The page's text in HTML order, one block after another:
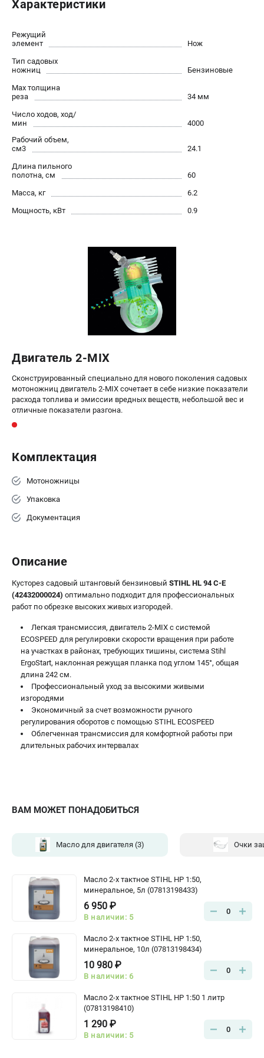
Юридическим лицам
Правила обмена и возврата
Справочник по тримерным головкам и ножам
Бонусная программа
Как нас найти
Пользовательское соглашение
САДОВАЯ ТЕХНИКА
Бензопилы
Мотокосы
Газонокосилки и тракторы
Опрыскиватели
Мойки высокого давления
Леска для триммеров
Заточные наборы и напильники
Средства защиты
Запчасти для инструмента
Воздуходувки аккумуляторные
Газонокосилки аккумуляторные
Ножницы садовые аккумуляторные
Пилы цепные аккумуляторные
+7 (812) 603-41-27
Информация размещённая на сайте не является публичной
офертой.
8 (812) 318-40-26
8 (800) 550-70-46
пн-пт - с 9:00 до 18:00
сб - с 10:00 до 16:00
вс - выходной
ЗАКАЗ ЗАПЧАСТЕЙ
zakaz@stihtools.ru
ВАМ МОЖЕТ ПОНАДОБИТЬСЯ
Масло для двигателя (3) Очки
Масло 2-х тактное STIHL HP 1:50,
минеральное, 5л (07813198433)
6 950 ₽
В наличии: 5
0
Масло 2-х тактное STIHL HP 1:50,
минеральное, 10л (07813198434)
10 980 ₽
В наличии: 6
0
Масло 2-х тактное STIHL HP 1:50 1 литр
(07813198410)
1 290 ₽
В наличии: 5
0
Характеристики
Режущий
элемент
Нож
Тип садовых
ножниц
Бензиновые
Max толщина
реза
34 мм
Число ходов, ход/
мин
4000
Рабочий объем,
см3
24.1
Длина пильного
полотна, см
60
Масса, кг
6.2
Мощность, кВт
0.9
Двигатель 2-MIX
Сконструированный специально для нового поколения садовых
мотоножниц двигатель 2-MIX сочетает в себе низкие показатели
расхода топлива и эмиссии вредных веществ, небольшой вес и
отличные показатели разгона.
Комплектация
Мотоножницы
Упаковка
Документация
Описание
Кусторез садовый штанговый бензиновый STIHL HL 94 C-E
(42432000024) оптимально подходит для профессиональных
работ по обрезке высоких живых изгородей.
Легкая трансмиссия, двигатель 2-MIX с системой
ECOSPEED для регулировки скорости вращения при работе
на участках в районах, требующих тишины, система Stihl
ErgoStart, наклонная режущая планка под углом 145°, общая
длина 242 см.
Профессиональный уход за высокими живыми
изгородями
Экономичный за счет возможности ручного
регулирования оборотов с помощью STIHL ECOSPEED
Облегченная трансмиссия для комфортной работы при
длительных рабочих интервалах